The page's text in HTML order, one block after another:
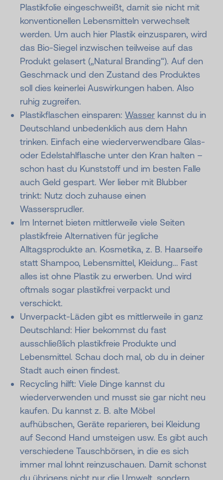
Plastikfolie eingeschweißt, damit sie nicht mit
konventionellen Lebensmitteln verwechselt
werden. Um auch hier Plastik einzusparen, wird
das Bio-Siegel inzwischen teilweise auf das
Produkt gelasert („Natural Branding“). Auf den
Geschmack und den Zustand des Produktes
soll dies keinerlei Auswirkungen haben. Also
ruhig zugreifen.
Plastikflaschen einsparen:Wasser kannst du in
Deutschland unbedenklich aus dem Hahn
trinken. Einfach eine wiederverwendbare Glas-
oder Edelstahlflasche unter den Kran halten –
schon hast du Kunststoff und im besten Falle
auch Geld gespart. Wer lieber mit Blubber
trinkt: Nutz doch zuhause einen
Wassersprudler.
Im Internet bieten mittlerweile viele Seiten
plastikfreie Alternativen für jegliche
Alltagsprodukte an. Kosmetika, z. B. Haarseife
statt Shampoo, Lebensmittel, Kleidung… Fast
alles ist ohne Plastik zu erwerben. Und wird
oftmals sogar plastikfrei verpackt und
verschickt.
Unverpackt-Läden gibt es mittlerweile in ganz
Deutschland: Hier bekommst du fast
ausschließlich plastikfreie Produkte und
Lebensmittel. Schau doch mal, ob du in deiner
Stadt auch einen findest.
Recycling hilft: Viele Dinge kannst du
wiederverwenden und musst sie gar nicht neu
kaufen. Du kannst z. B. alte Möbel
aufhübschen, Geräte reparieren, bei Kleidung
auf Second Hand umsteigen usw. Es gibt auch
verschiedene Tauschbörsen, in die es sich
immer mal lohnt reinzuschauen. Damit schonst